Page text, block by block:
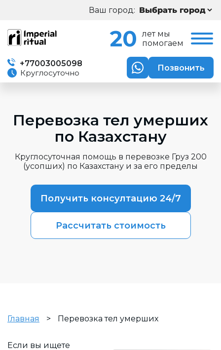
Ваш город:
20
лет мы
помогаем
+77003005098
Круглосуточно
Позвонить
Перевозка тел умерших
по Казахстану
Круглосуточная помощь в перевозке Груз 200
(усопших) по Казахстану и за его пределы
Получить консултацию 24/7
Рассчитать стоимость
Главная > Перевозка тел умерших
Если вы ищете